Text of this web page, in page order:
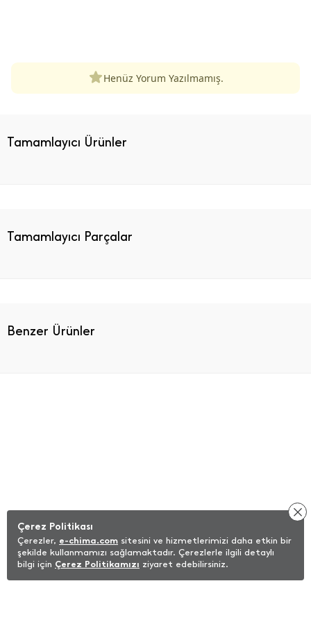
Henüz Yorum Yazılmamış.
Tamamlayıcı Ürünler
Benzer Ürünler
Tamamlayıcı Parçalar
Çerez Politikası
Çerezler, e-chima.com sitesini ve hizmetlerimizi daha etkin bir
şekilde kullanmamızı sağlamaktadır. Çerezlerle ilgili detaylı
bilgi için Çerez Politikamızı ziyaret edebilirsiniz.